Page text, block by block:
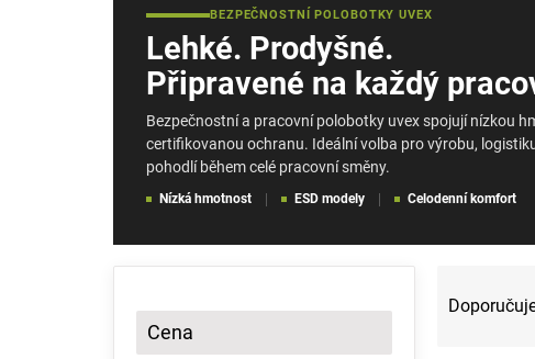
BEZPEČNOSTNÍ POLOBOTKY UVEX
Lehké. Prodyšné.
Připravené na každý
Bezpečnostní a pracovní polobotky uvex spojují nízkou
certifikovanou ochranu. Ideální volba pro výrobu,
pohodlí během celé pracovní směny.
Nízká hmotnost ESD modely Celodenní komfort
Cena